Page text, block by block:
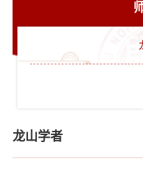
龙山学者